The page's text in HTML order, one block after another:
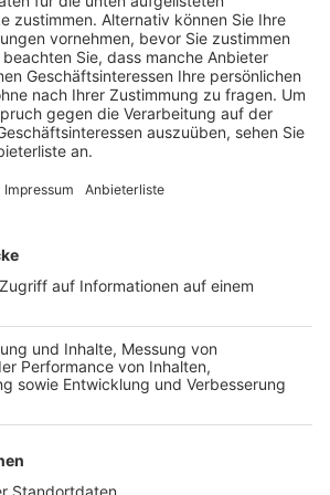
18.06.2020 17:18
Druck auf die Eigentümer des
neun Hektar große Gelände auf
Die Stadt setzt darauf, dass so
in die Sache kommt. Denn schon
sie sich dafür stark, auf dem
Gelände wieder Gewerbe
konnte sie sich bislang nicht mit
einigen. Die Stadtverwaltung hat sich
Rat eingeholt.